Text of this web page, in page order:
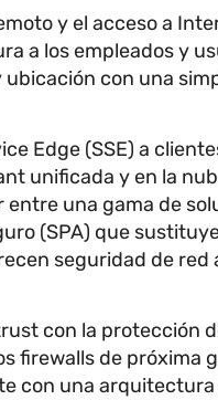
y el acceso a
a los empleados y
con una
Edge (SSE) a
unificada y en la
entre una gama de
(SPA) que
seguridad de red
con la protección
firewalls de próxima
con una arquitectura